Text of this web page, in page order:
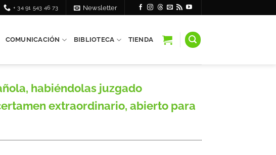
+ 34 91 543 46 73 Newsletter
COMUNICACIÓN BIBLIOTECA TIENDA
habiéndolas juzgado
extraordinario, abierto para